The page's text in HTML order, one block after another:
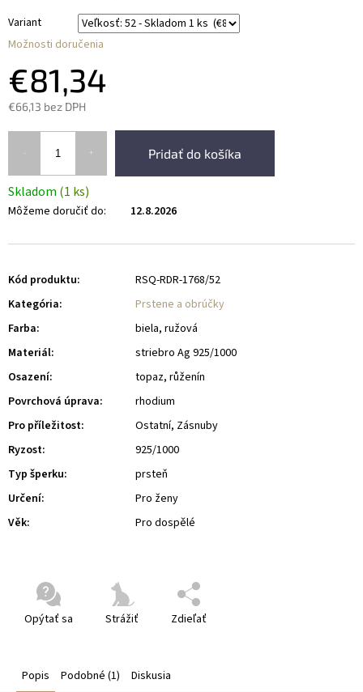
€81,34
€66,13 bez DPH
Pridať do košíka
Skladom (1 ks)
Môžeme doručiť do: 12.8.2026
Variant
Možnosti doručenia
Opýtať sa Strážiť Zdieľať
Kód produktu:
RSQ-RDR-1768/52
Kategória:
Prstene a obrúčky
Farba:
biela, ružová
Materiál:
striebro Ag 925/1000
Osazení:
topaz, růženín
Povrchová úprava:
rhodium
Pro příležitost:
Ostatní, Zásnuby
Ryzost:
925/1000
Typ šperku:
prsteň
Určení:
Pro ženy
Věk: Pro dospělé
Popis Podobné (1) Diskusia